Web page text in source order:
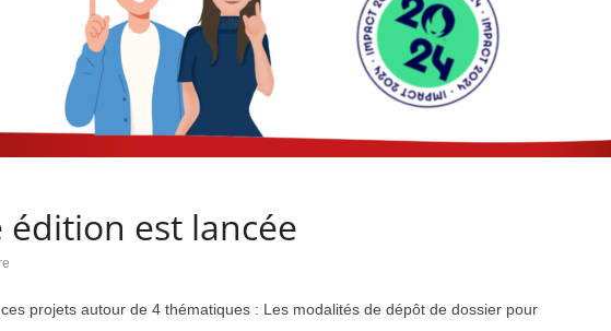
édition est lancée
projets autour de 4 thématiques : Les modalités de dépôt de dossier pour